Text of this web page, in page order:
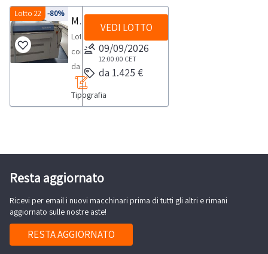
-80%
Lotto 22
Macchinari vari per stampa digitale
Lotto
composto
da:-
n.
1
PT-
matricola
66,
anno
2006,-
n.
Tipografia
VEDI LOTTO
09/09/2026
12:00:00 CET
da 1.425 €
Resta aggiornato
Ricevi per email i nuovi macchinari prima di tutti gli altri e rimani
aggiornato sulle nostre aste!
RESTA AGGIORNATO